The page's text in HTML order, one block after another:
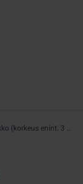
Pyydyslupa 2026, verkko (korkeus enint. 3 m) ja muut pyydykset